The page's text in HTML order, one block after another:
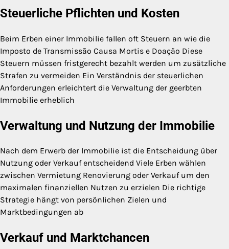
Steuerliche Pflichten und Kosten
Beim Erben einer Immobilie fallen oft Steuern an wie die
Imposto de Transmissão Causa Mortis e Doação Diese
Steuern müssen fristgerecht bezahlt werden um zusätzliche
Strafen zu vermeiden Ein Verständnis der steuerlichen
Anforderungen erleichtert die Verwaltung der geerbten
Immobilie erheblich
Verwaltung und Nutzung der Immobilie
Nach dem Erwerb der Immobilie ist die Entscheidung über
Nutzung oder Verkauf entscheidend Viele Erben wählen
zwischen Vermietung Renovierung oder Verkauf um den
maximalen finanziellen Nutzen zu erzielen Die richtige
Strategie hängt von persönlichen Zielen und
Marktbedingungen ab
Verkauf und Marktchancen